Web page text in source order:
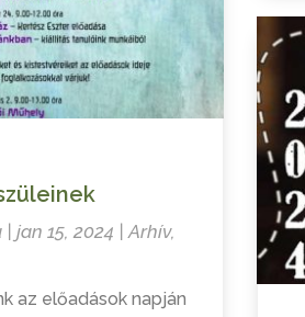
| jan 15, 2024 | Arhív,
az előadások napján